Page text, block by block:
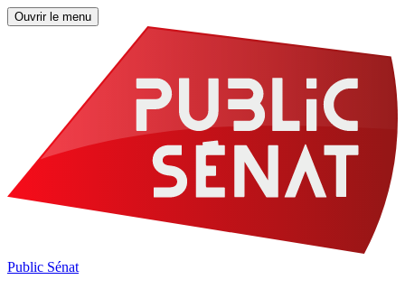
Ouvrir le menu
Public Sénat